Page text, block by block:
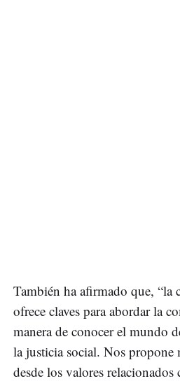
También ha afirmado que, “la
ofrece claves para abordar la
manera de conocer el mundo
la justicia social. Nos propone
desde los valores